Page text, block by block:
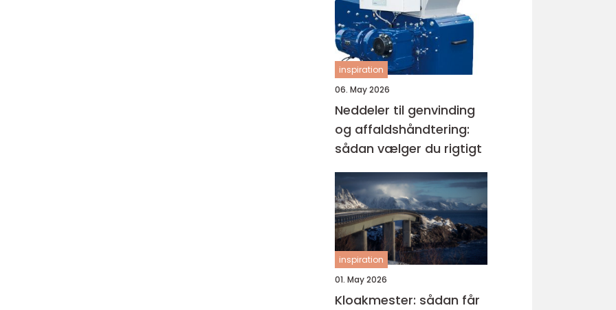
inspiration
06. May 2026
Neddeler til genvinding
og affaldshåndtering:
sådan vælger du rigtigt
inspiration
01. May 2026
Kloakmester: sådan får